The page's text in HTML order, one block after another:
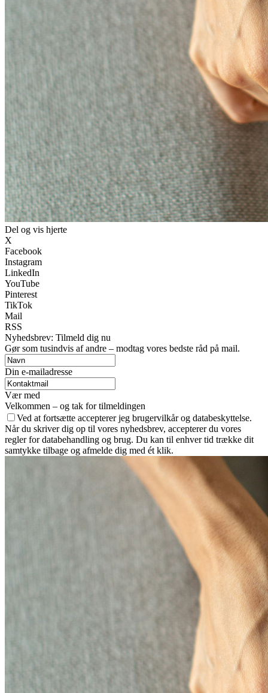
Del og vis hjerte
X
Facebook
Instagram
LinkedIn
YouTube
Pinterest
TikTok
Mail
RSS
Nyhedsbrev: Tilmeld dig nu
Gør som tusindvis af andre – modtag vores bedste råd på mail.
Din e-mailadresse
Vær med
Velkommen – og tak for tilmeldingen
Ved at fortsætte accepterer jeg brugervilkår og databeskyttelse.
Når du skriver dig op til vores nyhedsbrev, accepterer du vores
regler for databehandling og brug. Du kan til enhver tid trække dit
samtykke tilbage og afmelde dig med ét klik.